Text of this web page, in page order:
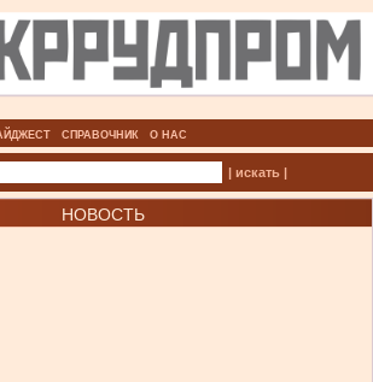
СПРАВОЧНИК О НАС
| искать |
НОВОСТЬ